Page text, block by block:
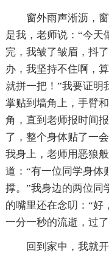
窗外雨声淅沥，
是我，老师说：“今天
完，我皱了皱眉，抖
办，我坚持不住啊，
就拼一把！”我要证明
掌贴到墙角上，手臂
角，直到老师报时间
了，整个身体贴了一
我身上，老师用恶狼
道：“有一位同学身体
撑。”我身边的两位同
的嘴里还在念叨：“好
一分一秒的流逝，过
回到家中，我就